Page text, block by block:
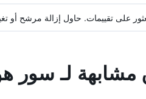
على تقييمات. حاول إزالة مرشح
مشابهة لـ سور